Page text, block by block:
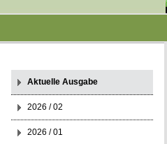
Aktuelle Ausgabe
2026 / 02
2026 / 01